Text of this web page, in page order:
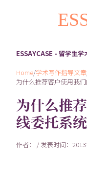
ESSAYCASE - 留学生
Home/学术写作指导文章
为什么推荐客户使用我
为什么推
线委托系
作者： / 发表时间：